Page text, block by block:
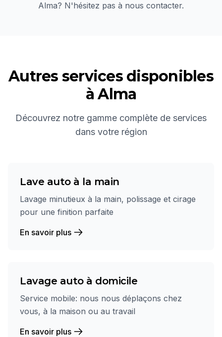
Alma? N'hésitez pas à nous contacter.
Autres services disponibles
àAlma
Découvrez notre gamme complète de services
dans votre région
Lave auto à la main
Lavage minutieux à la main, polissage et cirage
pour une finition parfaite
En savoir plus
Lavage auto à domicile
Service mobile: nous nous déplaçons chez
vous, à la maison ou au travail
En savoir plus